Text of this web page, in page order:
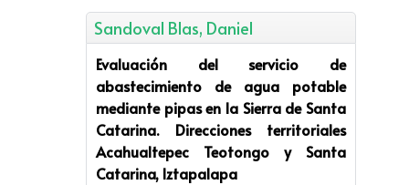
Sandoval Blas, Daniel
Evaluación del servicio de
abastecimiento de agua potable
mediante pipas en la Sierra de Santa
Catarina. Direcciones territoriales
Acahualtepec Teotongo y Santa
Catarina, Iztapalapa